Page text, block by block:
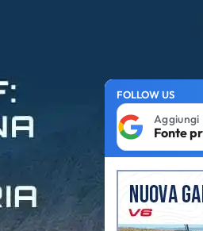
FOLLOW US
Aggiungi
Fonte